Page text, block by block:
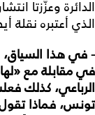
الدائرة وعزّزتا
الذي أعتبره نقلة
- في هذا
في مقابلة مع
الرباعي، كذلك
تونس، فماذا